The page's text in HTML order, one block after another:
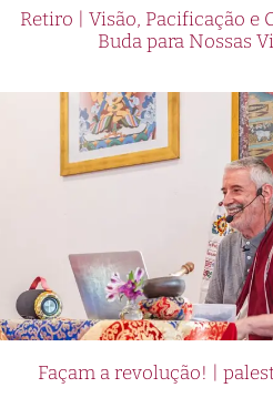
Retiro | Visão, Pacificação e
Buda para Nossas
Façam a revolução! |